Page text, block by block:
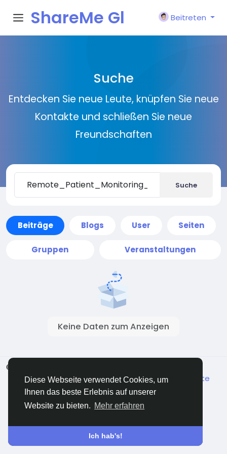
Diese Webseite verwendet Cookies, um
Ihnen das beste Erlebnis auf unserer
Website zu bieten. Mehr erfahren
Ich hab's!
ShareMe Gl
Beitreten
Suche
Entdecken Sie neue Leute, knüpfen Sie neue
Kontakte und schließen Sie neue
Freundschaften
Suche
Beiträge Blogs User Seiten
Gruppen Veranstaltungen
Keine Daten zum Anzeigen
© 2026 ShareMe Global
Bedingungen Datenschutz Kontaktiere uns
Mitte
Verzeichnis